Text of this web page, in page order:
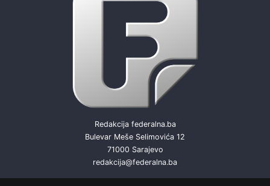
Redakcija federalna.ba
Bulevar Meše Selimovića 12
71000 Sarajevo
redakcija@federalna.ba